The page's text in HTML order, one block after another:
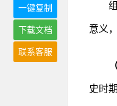
意义
史时
一键复制
下载文档
联系客服